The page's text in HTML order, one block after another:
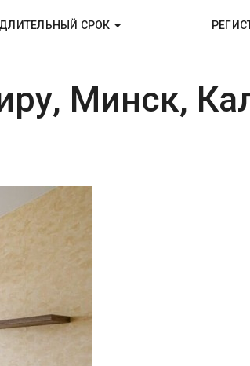
СРОК
Минск,